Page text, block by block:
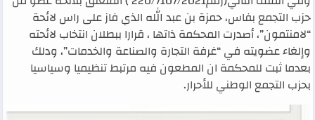
حزب التجمع بفاس، حمزة بن عبد الله الذي فاز على راس لائحة
“لامنتمون”، أصدرت المحكمة ذاتها ، قرارا ببطلان انتخاب لائحته
وإلغاء عضويته في “غرفة التجارة والصناعة والخدمات”، ودلك
بعدما ثبت للمحكمة ان المطعون فيه مرتبط تنظيميا وسياسيا
بحزب التجمع الوطني للأحرار.